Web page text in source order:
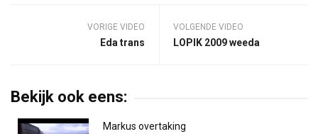
VORIGE VIDEO
Eda trans
VOLGENDE VIDEO
LOPIK 2009 weeda
Bekijk ook eens:
Markus overtaking